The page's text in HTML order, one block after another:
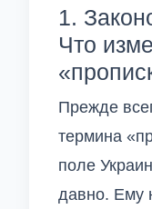
1.
Что
Прежде
термина
поле
давно. Ему